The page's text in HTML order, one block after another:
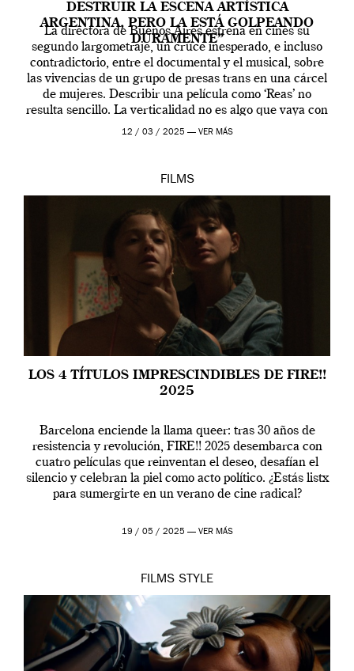
DESTRUIR LA ESCENA ARTÍSTICA
ARGENTINA, PERO LA ESTÁ GOLPEANDO
DURAMENTE”
La directora de Buenos Aires estrena en cines su
segundo largometraje, un cruce inesperado, e incluso
contradictorio, entre el documental y el musical, sobre
las vivencias de un grupo de presas trans en una cárcel
de mujeres. Describir una película como ‘Reas’ no
resulta sencillo. La verticalidad no es algo que vaya con
la artista, […]
12 / 03 / 2025 — VER MÁS
FILMS
LOS 4 TÍTULOS IMPRESCINDIBLES DE FIRE!!
2025
Barcelona enciende la llama queer: tras 30 años de
resistencia y revolución, FIRE!! 2025 desembarca con
cuatro películas que reinventan el deseo, desafían el
silencio y celebran la piel como acto político. ¿Estás listx
para sumergirte en un verano de cine radical?
19 / 05 / 2025 — VER MÁS
FILMS STYLE